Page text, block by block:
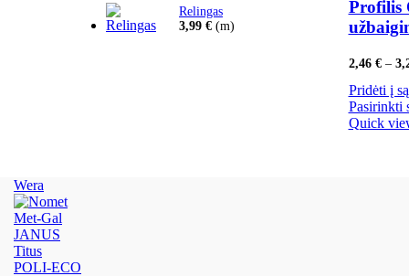
Relingas
3,99 € (m)
Profilis
2,46 € –
Pridėti į
Pasirinkti
Quick
Wera
Met-Gal
JANUS
Titus
POLI-ECO